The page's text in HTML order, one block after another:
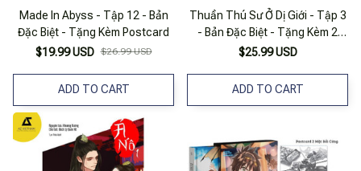
Made In Abyss - Tập 12 - Bản
Đặc Biệt - Tặng Kèm Postcard
$19.99 USD $26.99 USD
ADD TO CART
Thuần Thú Sư Ở Dị Giới - Tập 3
- Bản Đặc Biệt - Tặng Kèm 2
Postcard Bồi Cứng In 2 Mặt + 1
$25.99 USD
ADD TO CART